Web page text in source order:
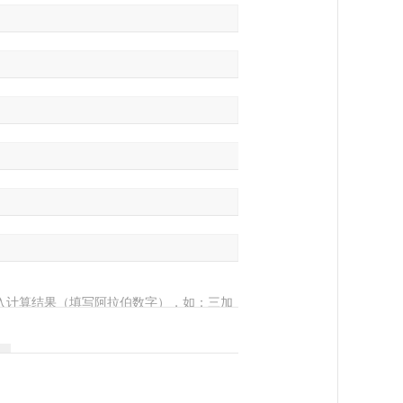
计算结果（填写阿拉伯数字），如：三加